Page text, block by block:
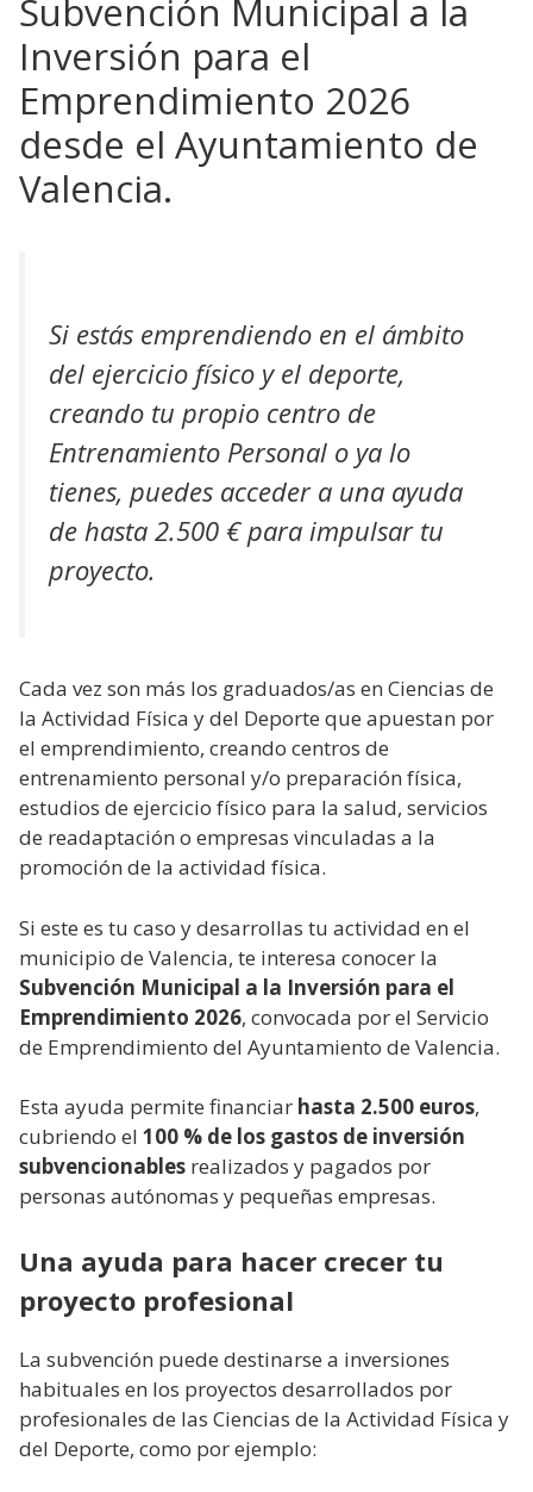
Subvención Municipal a la
Inversión para el
Emprendimiento 2026
desde el Ayuntamiento de
Valencia.
Si estás emprendiendo en el ámbito
del ejercicio físico y el deporte,
creando tu propio centro de
Entrenamiento Personal o ya lo
tienes, puedes acceder a una ayuda
de hasta 2.500 € para impulsar tu
proyecto.
Cada vez son más los graduados/as en Ciencias de
la Actividad Física y del Deporte que apuestan por
el emprendimiento, creando centros de
entrenamiento personal y/o preparación física,
estudios de ejercicio físico para la salud, servicios
de readaptación o empresas vinculadas a la
promoción de la actividad física.
Si este es tu caso y desarrollas tu actividad en el
municipio de Valencia, te interesa conocer la
Subvención Municipal a la Inversión para el
Emprendimiento 2026, convocada por el Servicio
de Emprendimiento del Ayuntamiento de Valencia.
Esta ayuda permite financiar hasta 2.500 euros,
cubriendo el 100 % de los gastos de inversión
subvencionables realizados y pagados por
personas autónomas y pequeñas empresas.
Una ayuda para hacer crecer tu
proyecto profesional
La subvención puede destinarse a inversiones
habituales en los proyectos desarrollados por
profesionales de las Ciencias de la Actividad Física y
del Deporte, como por ejemplo: